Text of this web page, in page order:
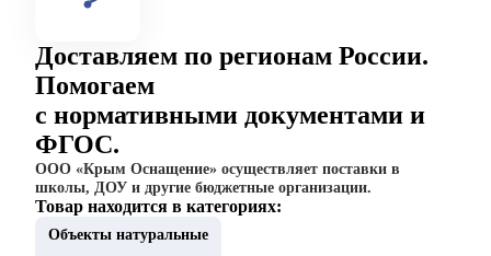
Доставляем по регионам России.
Помогаем
с нормативными документами и
ФГОС.
ООО «Крым Оснащение» осуществляет поставки в
школы, ДОУ и другие бюджетные организации.
Товар находится в категориях:
Объекты натуральные